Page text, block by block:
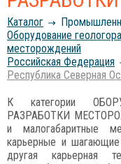
Каталог
Оборудование
месторождений
Российcкая Федерация
Республика Северная
К категории
РАЗРАБОТКИ
и малогабаритные
карьерные и
другая карьерная